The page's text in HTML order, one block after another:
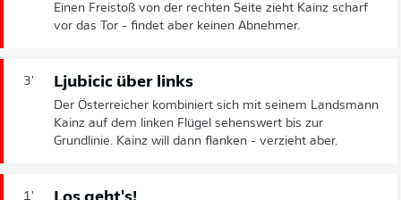
Einen Freistoß von der rechten Seite zieht Kainz scharf
vor das Tor - findet aber keinen Abnehmer.
3' Ljubicic über links
Der Österreicher kombiniert sich mit seinem Landsmann
Kainz auf dem linken Flügel sehenswert bis zur
Grundlinie. Kainz will dann flanken - verzieht aber.
1'